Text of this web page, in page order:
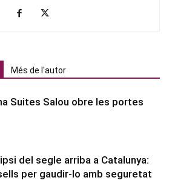
Més de l'autor
Suites Salou obre les portes
del segle arriba a Catalunya:
per gaudir-lo amb seguretat